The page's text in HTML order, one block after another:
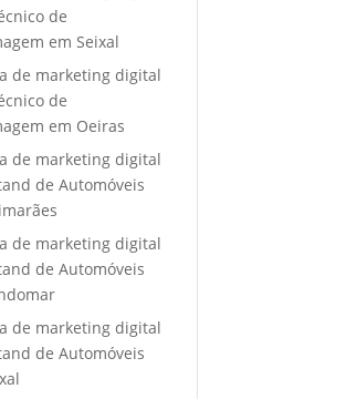
de
em Seixal
de marketing digital
de
em Oeiras
de marketing digital
de Automóveis
de marketing digital
de Automóveis
de marketing digital
de Automóveis